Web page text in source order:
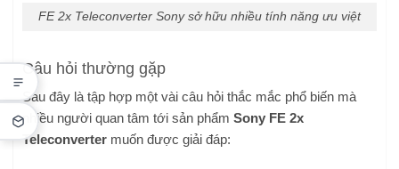
FE 2x Teleconverter Sony sở hữu nhiều tính năng ưu việt
Câu hỏi thường gặp
Sau đây là tập hợp một vài câu hỏi thắc mắc phổ biến mà
nhiều người quan tâm tới sản phẩm Sony FE 2x
Teleconverter muốn được giải đáp: